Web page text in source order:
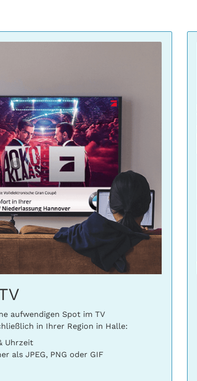
aufwendigen Spot im TV
in Ihrer Region in Halle:
Uhrzeit
als JPEG, PNG oder GIF